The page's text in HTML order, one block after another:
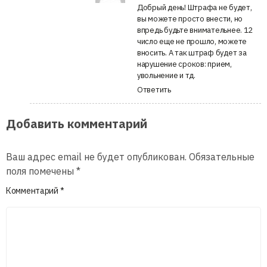
Добрый день! Штрафа не будет,
вы можете просто внести, но
впредь будьте внимательнее. 12
число еще не прошло, можете
вносить. А так штраф будет за
нарушение сроков: прием,
увольнение и тд.
Ответить
Добавить комментарий
Ваш адрес email не будет опубликован. Обязательные
поля помечены *
Комментарий *